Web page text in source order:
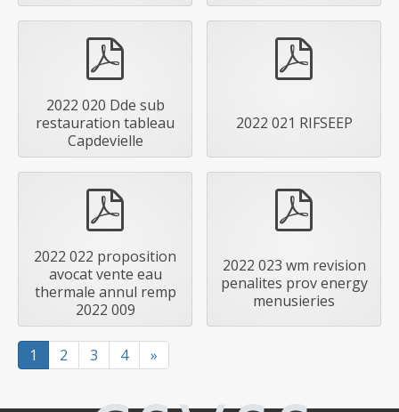
2022 020 Dde sub
restauration tableau
Capdevielle
2022 021 RIFSEEP
2022 022 proposition
avocat vente eau
thermale annul remp
2022 009
2022 023 wm revision
penalites prov energy
menusieries
1 2 3 4 »